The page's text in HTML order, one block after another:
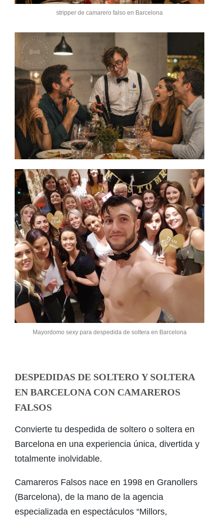
stripper de camarero falso en Barcelona
Mayordomo sexy para despedida de soltera en Barcelona
DESPEDIDAS DE SOLTERO Y SOLTERA
EN BARCELONA CON CAMAREROS
FALSOS
Convierte tu despedida de soltero o soltera en
Barcelona en una experiencia única, divertida y
totalmente inolvidable.
Camareros Falsos nace en 1998 en Granollers
(Barcelona), de la mano de la agencia
especializada en espectáculos “Millors,